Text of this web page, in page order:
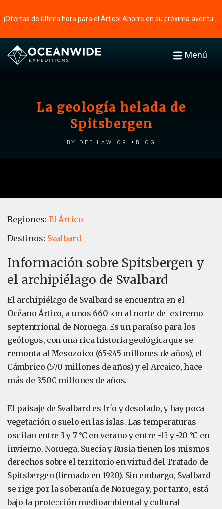
Menú
La geología helada de
Spitsbergen
by Dee Lawlor Blog
Regiones: El Ártico
Destinos: Svalbard
Información sobre Spitsbergen y
el archipiélago de Svalbard
El archipiélago de Svalbard se encuentra en el
Océano Ártico, a unos 660 km al norte del extremo
septentrional de Noruega. Es un paraíso para los
geólogos, con una rica historia geológica que se
remonta al Mesozoico (65-245 millones de años), el
Cámbrico (570 millones de años) y el Arcaico, hace
más de 3.500 millones de años.
El paisaje de Svalbard es frío y desolado, y hay poca
vegetación o suelo en las islas. Las temperaturas
oscilan entre 3 y 7 °C en verano y entre -13 y -20 °C en
invierno. Noruega, Suecia y Rusia tienen los mismos
derechos sobre el territorio en virtud del Tratado de
Spitsbergen (firmado en 1920). Sin embargo, Svalbard
se rige por la soberanía de Noruega y, por tanto, está
bajo la protección medioambiental y cultural